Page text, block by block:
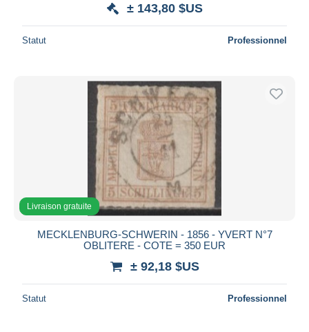
± 143,80 $US
Statut Professionnel
Livraison gratuite
MECKLENBURG-SCHWERIN - 1856 - YVERT N°7
OBLITERE - COTE = 350 EUR
± 92,18 $US
Statut Professionnel